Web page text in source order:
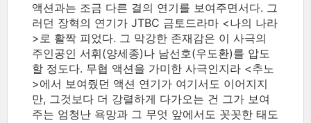
액션과는 조금 다른 결의 연기를 보여주면서다. 그
러던 장혁의 연기가 JTBC 금토드라마 <나의 나라
>로 활짝 피었다. 그 막강한 존재감은 이 사극의
주인공인 서휘(양세종)나 남선호(우도환)를 압도
할 정도다. 무협 액션을 가미한 사극인지라 <추노
>에서 보여줬던 액션 연기가 여기서도 이어지지
만, 그것보다 더 강렬하게 다가오는 건 그가 보여
주는 엄청난 욕망과 그 무엇 앞에서도 꼿꼿한 태도